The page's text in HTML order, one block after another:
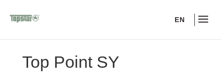
EN
Top Point SY